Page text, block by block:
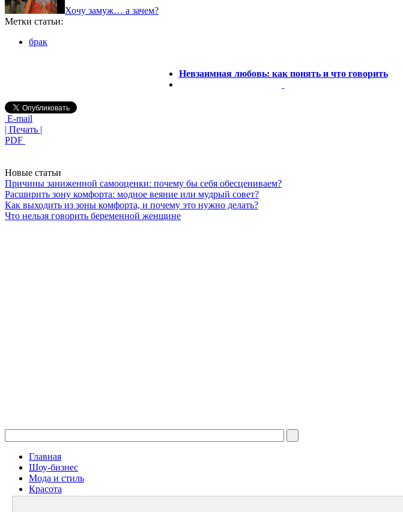
Хочу замуж… а зачем?
Метки статьи:
брак
Невзаимная любовь: как понять и что говорить
E-mail
| Печать |
PDF
Новые статьи
Причины заниженной самооценки: почему бы себя обесцениваем?
Расширить зону комфорта: модное веяние или мудрый совет?
Как выходить из зоны комфорта, и почему это нужно делать?
Что нельзя говорить беременной женщине
Главная
Шоу-бизнес
Мода и стиль
Красота
Дом и семья